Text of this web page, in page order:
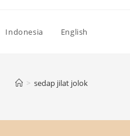
Indonesia English
> sedap jilat jolok